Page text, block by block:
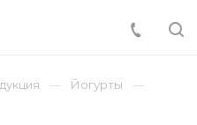
Йогурты